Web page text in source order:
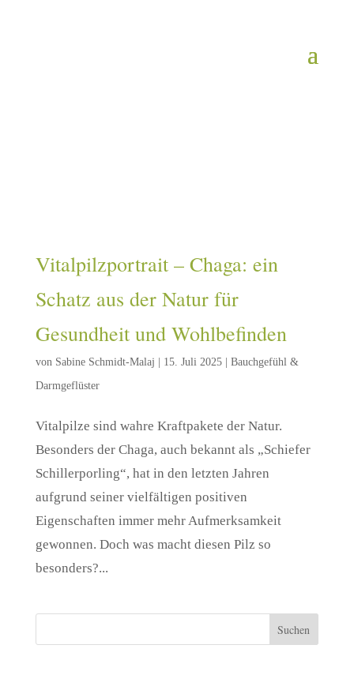
Vitalpilzportrait – Chaga: ein
Schatz aus der Natur für
Gesundheit und Wohlbefinden
von Sabine Schmidt-Malaj 15. Juli 2025| Bauchgefühl &
Darmgeflüster
Vitalpilze sind wahre Kraftpakete der Natur.
Besonders der Chaga, auch bekannt als „Schiefer
Schillerporling“, hat in den letzten Jahren
aufgrund seiner vielfältigen positiven
Eigenschaften immer mehr Aufmerksamkeit
gewonnen. Doch was macht diesen Pilz so
besonders?...